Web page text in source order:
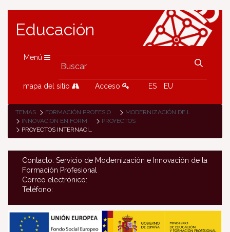
Educación
Menú
mapa del sitio Acceso ES EU
TEMAS FORMACIÓN PROFESIONAL
MODERNIZACIÓN DE LA FP
INNOVACIÓN EN FORMACIÓN PROFESIONAL
PROYECTOS
PROYECTOS INTERNACIONALES
Contacto: Servicio de Modernización e Innovación de la
Formación Profesional
Correo electrónico:
Teléfono: